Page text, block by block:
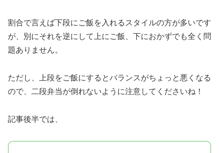
割合で言えば下段にご飯を入れるスタイルの方が多いです
が、別にそれを逆にして上にご飯、下におかずでも全く問
題ありません。
ただし、上段をご飯にするとバランスがちょっと悪くなる
ので、二段弁当が倒れないように注意してくださいね！
記事後半では、